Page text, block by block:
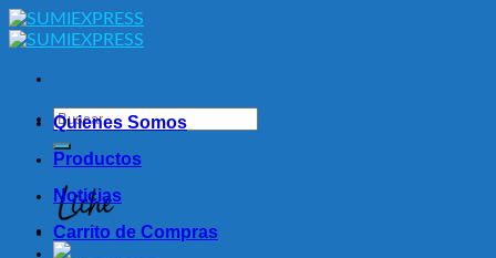
Skip
to
Buscar
por:
Quienes Somos
Productos
Noticias
Carrito de Compras